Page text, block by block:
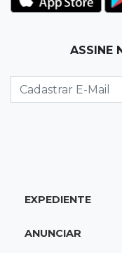
motorista
vão para
16:52De
e até de animais
ASSINE
EXPEDIENTE
ANUNCIAR